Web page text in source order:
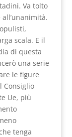
Va tolto
scala. E il
di questa
una serie
le figure
Consiglio
Ue, più
tenga